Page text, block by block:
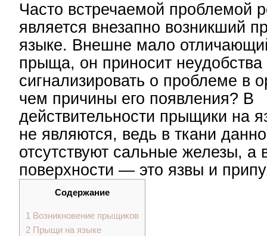
Часто встречаемой проблемой
является внезапно возникший
языке. Внешне мало
прыща, он приносит
сигнализировать о проблеме в
чем причины его появления? В
действительности прыщики на
не являются, ведь в ткани
отсутствуют сальные железы, а
поверхности — это язвы и
Содержание
1 Возникновение прыщиков
2 Прыщи на языке